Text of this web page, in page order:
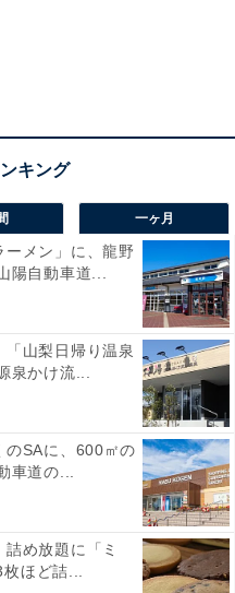
一ヶ月
ーメン」に、龍野
陽自動車道...
「山梨日帰り温泉
泉かけ流...
のSAに、600㎡の
車道の...
め放題に「ミ
ほど詰...